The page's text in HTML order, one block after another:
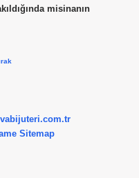
misinanın
Sitemap